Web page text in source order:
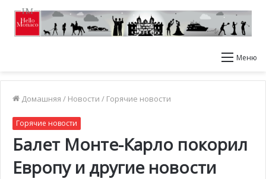
Меню
Домашняя / Новости / Горячие новости
Горячие новости
Балет Монте-Карло покорил
Европу и другие новости